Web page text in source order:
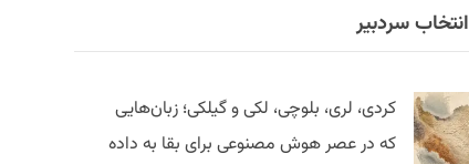
انتخاب سردبیر
کردی، لری، بلوچی، لکی و گیلکی؛ زبان‌هایی
که در عصر هوش مصنوعی برای بقا به داده